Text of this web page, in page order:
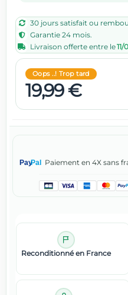
30 jours satisfait ou
Garantie 24 mois.
Livraison offerte entre le
19,99 €
Oops ..! Trop tard
PayPal Paiement en 4X sans
Reconditionné en France